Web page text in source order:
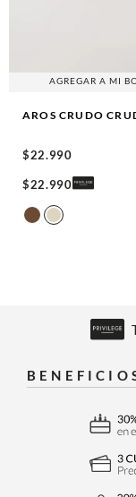
AGREGAR A MI
AROS CRUDO
$22.990
$22.990